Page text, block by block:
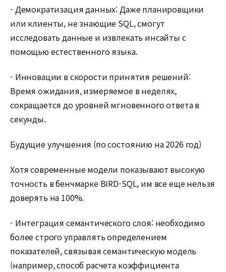
- Демократизация данных: Даже планировщики
или клиенты, не знающие SQL, смогут
исследовать данные и извлекать инсайты с
помощью естественного языка.
- Инновации в скорости принятия решений:
Время ожидания, измеряемое в неделях,
сокращается до уровней мгновенного ответа в
секунды.
Будущие улучшения (по состоянию на 2026 год)
Хотя современные модели показывают высокую
точность в бенчмарке BIRD-SQL, им все еще нельзя
доверять на 100%.
- Интеграция семантического слоя: необходимо
более строго управлять определением
показателей, связывая семантическую модель
(например, способ расчета коэффициента